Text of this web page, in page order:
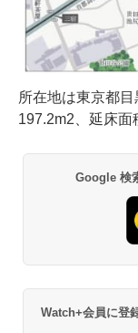
所在地は東京都
197.2m2、延床面
Google 検
Watch+会員に登